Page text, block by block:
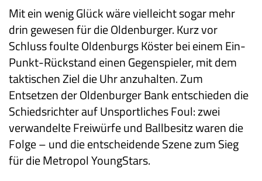
Mit ein wenig Glück wäre vielleicht sogar mehr
drin gewesen für die Oldenburger. Kurz vor
Schluss foulte Oldenburgs Köster bei einem Ein-
Punkt-Rückstand einen Gegenspieler, mit dem
taktischen Ziel die Uhr anzuhalten. Zum
Entsetzen der Oldenburger Bank entschieden die
Schiedsrichter auf Unsportliches Foul: zwei
verwandelte Freiwürfe und Ballbesitz waren die
Folge – und die entscheidende Szene zum Sieg
für die Metropol YoungStars.